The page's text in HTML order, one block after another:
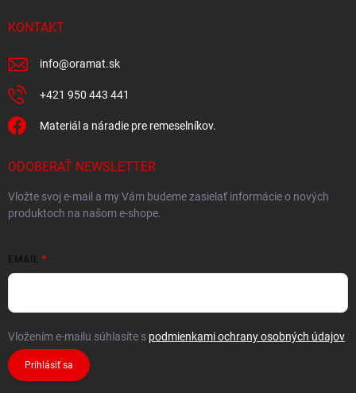
KONTAKT
info@oramat.sk
+421 950 443 441
Materiál a náradie pre remeselníkov.
ODOBERAŤ NEWSLETTER
Vložte svoj e-mail a my Vám budeme zasielať informácie o nových
produktoch na našom e-shope.
EMAIL
Vložením e-mailu súhlasíte s podmienkami ochrany osobných údajov
Prihlásiť sa